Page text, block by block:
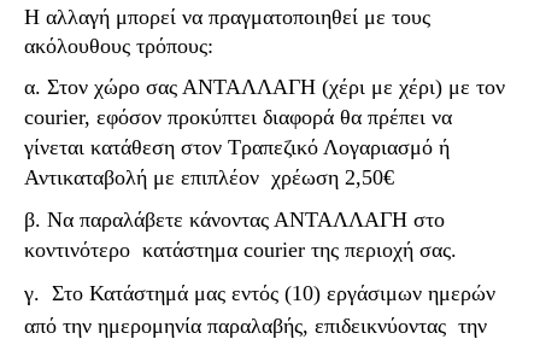
Η αλλαγή μπορεί να πραγματοποιηθεί με τους
ακόλουθους τρόπους:
α. Στον χώρο σας ΑΝΤΑΛΛΑΓΗ (χέρι με χέρι) με τον
courier, εφόσον προκύπτει διαφορά θα πρέπει να
γίνεται κατάθεση στον Τραπεζικό Λογαριασμό ή
Αντικαταβολή με επιπλέον χρέωση 2,50€
β. Να παραλάβετε κάνοντας ΑΝΤΑΛΛΑΓΗ στο
κοντινότερο κατάστημα courier της περιοχή σας.
γ. Στο Κατάστημά μας εντός (10) εργάσιμων ημερών
από την ημερομηνία παραλαβής, επιδεικνύοντας την